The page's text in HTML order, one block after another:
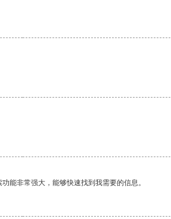
能非常强大，能够快速找到我需要的信息。